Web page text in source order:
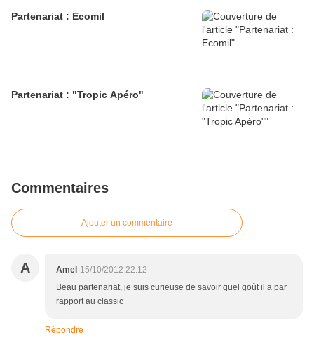
Partenariat : Ecomil
Partenariat : "Tropic Apéro"
Commentaires
Ajouter un commentaire
A Amel 15/10/2012 22:12
Beau partenariat, je suis curieuse de savoir quel goût il a par
rapport au classic
Répondre